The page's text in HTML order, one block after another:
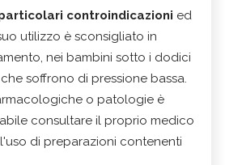
controindicazioni ed
utilizzo è sconsigliato in
nei bambini sotto i dodici
soffrono di pressione bassa.
o patologie è
consultare il proprio medico
di preparazioni contenenti